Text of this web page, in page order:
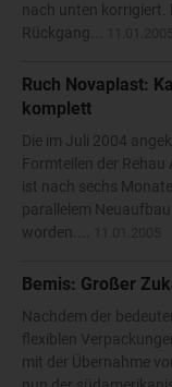
nach unten korrigiert.
Rückgang...
Ruch Novaplast:
komplett
Die im Juli 2004
Formteilen der Rehau
ist nach sechs
parallelem
worden....
Bemis: Großer
Nachdem der
flexiblen
mit der Übernahme